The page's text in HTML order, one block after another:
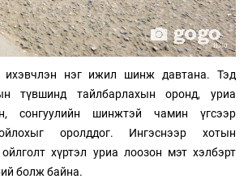
ихэвчлэн нэг ижил шинж давтана. Тэд
түвшинд тайлбарлахын оронд, уриа
сонгуулийн шинжтэй чамин үгсээр
оролддог. Ингэснээр хотын
хүртэл уриа лоозон мэт хэлбэрт
болж байна.